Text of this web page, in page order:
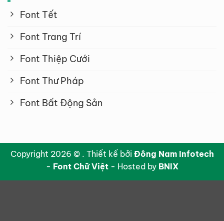
Font Tết
Font Trang Trí
Font Thiệp Cưới
Font Thư Pháp
Font Bất Động Sản
Copyright 2026 © . Thiết kế bởi Đông Nam Infotech
- Font Chữ Việt- Hosted by BNIX